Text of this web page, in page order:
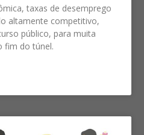
taxas de desemprego
altamente competitivo,
público, para muita
fim do túnel.